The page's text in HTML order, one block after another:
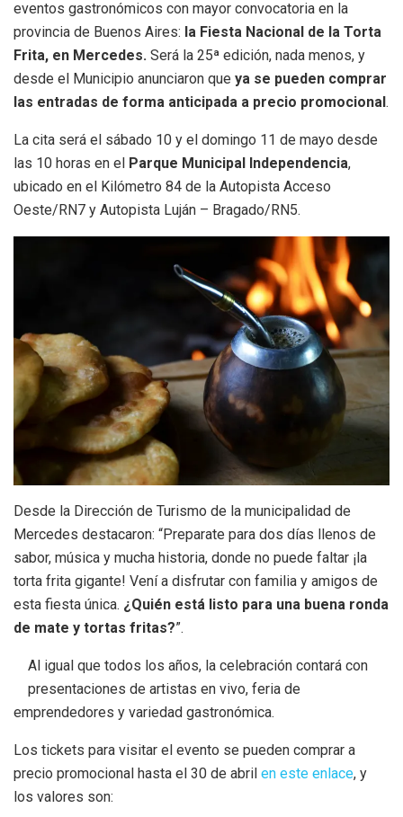
eventos gastronómicos con mayor convocatoria en la
provincia de Buenos Aires: la Fiesta Nacional de la Torta
Frita, en Mercedes. Será la 25ª edición, nada menos, y
desde el Municipio anunciaron que ya se pueden comprar
las entradas de forma anticipada a precio promocional.
La cita será el sábado 10 y el domingo 11 de mayo desde
las 10 horas en el Parque Municipal Independencia,
ubicado en el Kilómetro 84 de la Autopista Acceso
Oeste/RN7 y Autopista Luján – Bragado/RN5.
Desde la Dirección de Turismo de la municipalidad de
Mercedes destacaron: “Preparate para dos días llenos de
sabor, música y mucha historia, donde no puede faltar ¡la
torta frita gigante! Vení a disfrutar con familia y amigos de
esta fiesta única. ¿Quién está listo para una buena ronda
de mate y tortas fritas?”.
Al igual que todos los años, la celebración contará con
presentaciones de artistas en vivo, feria de
emprendedores y variedad gastronómica.
Los tickets para visitar el evento se pueden comprar a
precio promocional hasta el 30 de abril en este enlace, y
los valores son: